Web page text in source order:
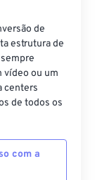
de
estrutura de
vídeo ou um
centers
de todos os
com a